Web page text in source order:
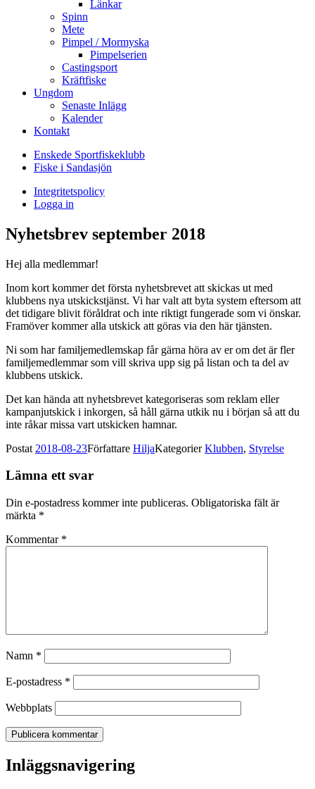
Länkar
Spinn
Mete
Pimpel / Mormyska
Pimpelserien
Castingsport
Kräftfiske
Ungdom
Senaste Inlägg
Kalender
Kontakt
Enskede Sportfiskeklubb
Fiske i Sandasjön
Integritetspolicy
Logga in
Nyhetsbrev september 2018
Hej alla medlemmar!
Inom kort kommer det första nyhetsbrevet att skickas ut med
klubbens nya utskickstjänst. Vi har valt att byta system eftersom att
det tidigare blivit föråldrat och inte riktigt fungerade som vi önskar.
Framöver kommer alla utskick att göras via den här tjänsten.
Ni som har familjemedlemskap får gärna höra av er om det är fler
familjemedlemmar som vill skriva upp sig på listan och ta del av
klubbens utskick.
Det kan hända att nyhetsbrevet kategoriseras som reklam eller
kampanjutskick i inkorgen, så håll gärna utkik nu i början så att du
inte råkar missa vart utskicken hamnar.
Postat 2018-08-23Författare HiljaKategorierKlubben, Styrelse
Lämna ett svar
Din e-postadress kommer inte publiceras. Obligatoriska fält är
märkta *
Kommentar *
Namn *
E-postadress *
Webbplats
Inläggsnavigering